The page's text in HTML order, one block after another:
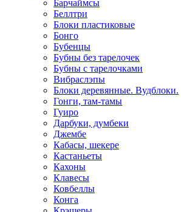
Барчаймсы
Беллтри
Блоки пластиковые
Бонго
Бубенцы
Бубны без тарелочек
Бубны с тарелочками
Вибраслэпы
Блоки деревянные. Вудблоки.
Гонги, там-тамы
Гуиро
Дарбуки, думбеки
Джембе
Кабасы, шекере
Кастаньеты
Кахоны
Клавесы
Ковбеллы
Конга